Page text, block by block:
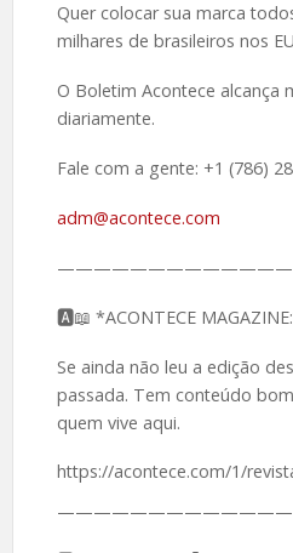
Quer colocar sua marca
milhares de brasileiros nos
O Boletim Acontece alcança
diariamente.
Fale com a gente: +1 (786)
adm@acontece.com
—————————————
🅰️📖 *ACONTECE
Se ainda não leu a edição
passada. Tem conteúdo
quem vive aqui.
https://acontece.com/1/
—————————————